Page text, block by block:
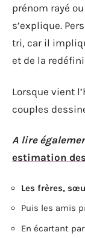
prénom rayé
s’explique.
tri, car il
et de la
Lorsque vient
couples
A lire
estimation
Les frères,
Puis les amis
En écartant